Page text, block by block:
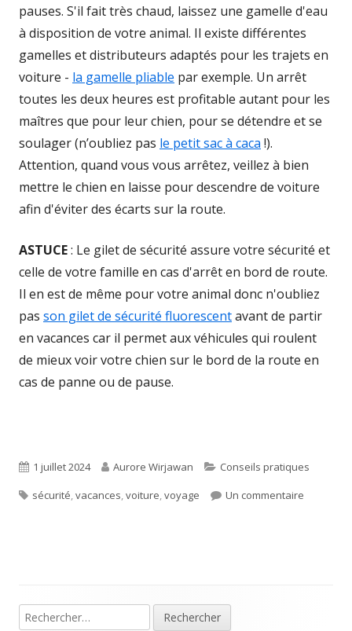
pauses. S'il fait très chaud, laissez une gamelle d'eau
à disposition de votre animal. Il existe différentes
gamelles et distributeurs adaptés pour les trajets en
voiture - la gamelle pliable par exemple. Un arrêt
toutes les deux heures est profitable autant pour les
maîtres que pour leur chien, pour se détendre et se
soulager (n’oubliez pas le petit sac à caca !).
Attention, quand vous vous arrêtez, veillez à bien
mettre le chien en laisse pour descendre de voiture
afin d'éviter des écarts sur la route.
ASTUCE: Le gilet de sécurité assure votre sécurité et
celle de votre famille en cas d'arrêt en bord de route.
Il en est de même pour votre animal donc n'oubliez
pas son gilet de sécurité fluorescentavant de partir
en vacances car il permet aux véhicules qui roulent
de mieux voir votre chien sur le bord de la route en
cas de panne ou de pause.
Published
on
1 juillet 2024 Author
Aurore Wirjawan Categories
Conseils pratiques
Tags
sécurité,vacances,voiture,voyage Un commentaire
Main
Rechercher :